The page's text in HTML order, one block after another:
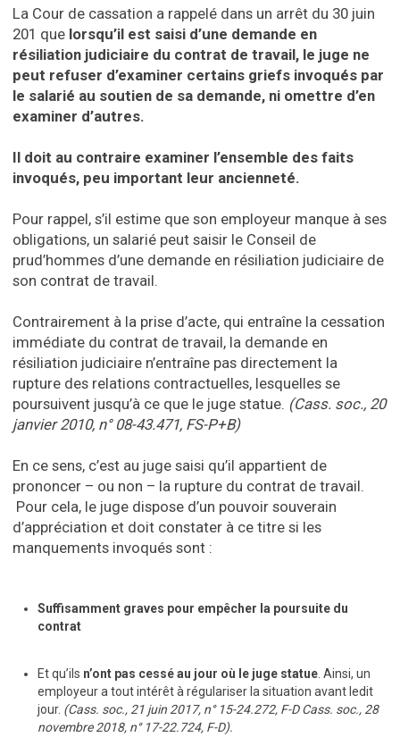
La Cour de cassation a rappelé dans un arrêt du 30 juin
201 que lorsqu’il est saisi d’une demande en
résiliation judiciaire du contrat de travail, le juge ne
peut refuser d’examiner certains griefs invoqués par
le salarié au soutien de sa demande, ni omettre d’en
examiner d’autres.
Il doit au contraire examiner l’ensemble des faits
invoqués, peu important leur ancienneté.
Pour rappel, s’il estime que son employeur manque à ses
obligations, un salarié peut saisir le Conseil de
prud’hommes d’une demande en résiliation judiciaire de
son contrat de travail.
Contrairement à la prise d’acte, qui entraîne la cessation
immédiate du contrat de travail, la demande en
résiliation judiciaire n’entraîne pas directement la
rupture des relations contractuelles, lesquelles se
poursuivent jusqu’à ce que le juge statue. (Cass. soc., 20
janvier 2010, n° 08-43.471, FS-P+B)
En ce sens, c’est au juge saisi qu’il appartient de
prononcer – ou non – la rupture du contrat de travail.
Pour cela, le juge dispose d’un pouvoir souverain
d’appréciation et doit constater à ce titre si les
manquements invoqués sont :
Suffisamment graves pour empêcher la poursuite du
contrat
Et qu’ils n’ont pas cessé au jour où le juge statue . Ainsi, un
employeur a tout intérêt à régulariser la situation avant ledit
jour. (Cass. soc., 21 juin 2017, n° 15-24.272, F-D Cass. soc., 28
novembre 2018, n° 17-22.724, F-D).